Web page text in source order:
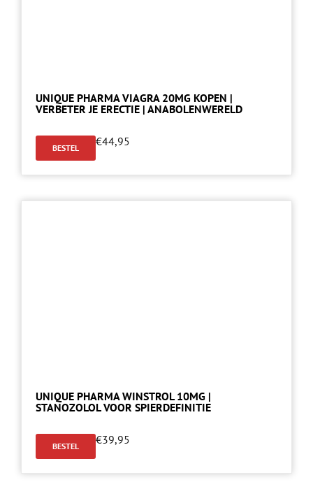
UNIQUE PHARMA VIAGRA 20MG KOPEN |
VERBETER JE ERECTIE | ANABOLENWERELD
BESTEL €44,95
UNIQUE PHARMA WINSTROL 10MG |
STANOZOLOL VOOR SPIERDEFINITIE
BESTEL €39,95